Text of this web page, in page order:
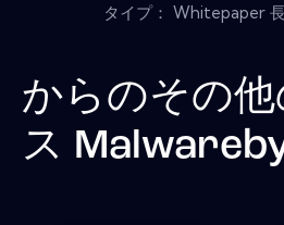
タイプ： Whitepaper
からのその
ス